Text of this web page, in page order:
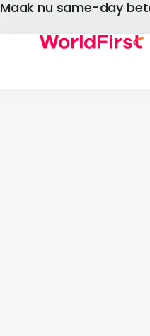
Maak nu same-day